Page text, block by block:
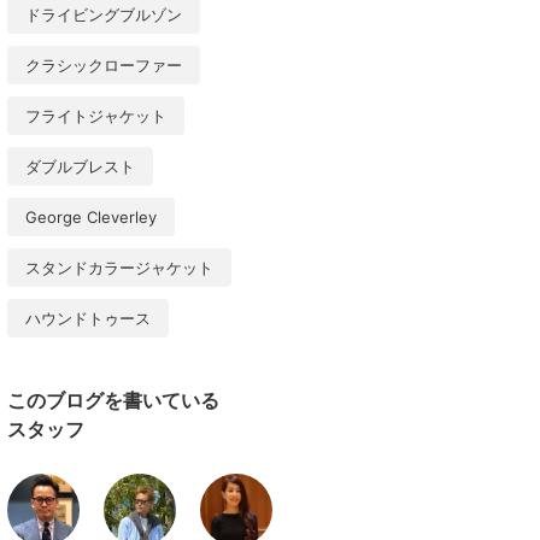
ドライビングブルゾン
クラシックローファー
フライトジャケット
ダブルブレスト
George Cleverley
スタンドカラージャケット
ハウンドトゥース
このブログを書いている
スタッフ